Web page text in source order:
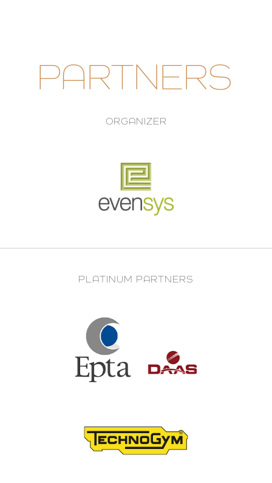
PARTNERS
ORGANIZER
PLATINUM PARTNERS